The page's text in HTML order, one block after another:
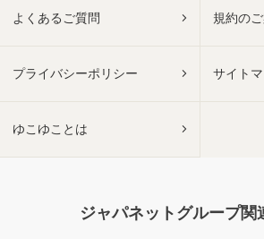
よくあるご質問 規約の
プライバシーポリシー サイト
ゆこゆことは
ジャパネットグループ関